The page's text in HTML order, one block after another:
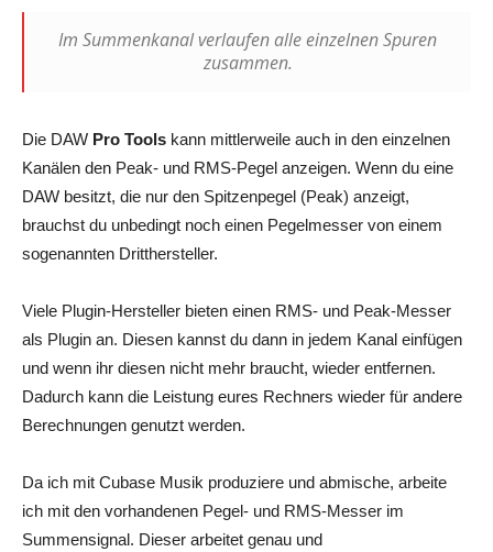
Im Summenkanal verlaufen alle einzelnen Spuren
zusammen.
Die DAW Pro Tools kann mittlerweile auch in den einzelnen
Kanälen den Peak- und RMS-Pegel anzeigen. Wenn du eine
DAW besitzt, die nur den Spitzenpegel (Peak) anzeigt,
brauchst du unbedingt noch einen Pegelmesser von einem
sogenannten Dritthersteller.
Viele Plugin-Hersteller bieten einen RMS- und Peak-Messer
als Plugin an. Diesen kannst du dann in jedem Kanal einfügen
und wenn ihr diesen nicht mehr braucht, wieder entfernen.
Dadurch kann die Leistung eures Rechners wieder für andere
Berechnungen genutzt werden.
Da ich mit Cubase Musik produziere und abmische, arbeite
ich mit den vorhandenen Pegel- und RMS-Messer im
Summensignal. Dieser arbeitet genau und